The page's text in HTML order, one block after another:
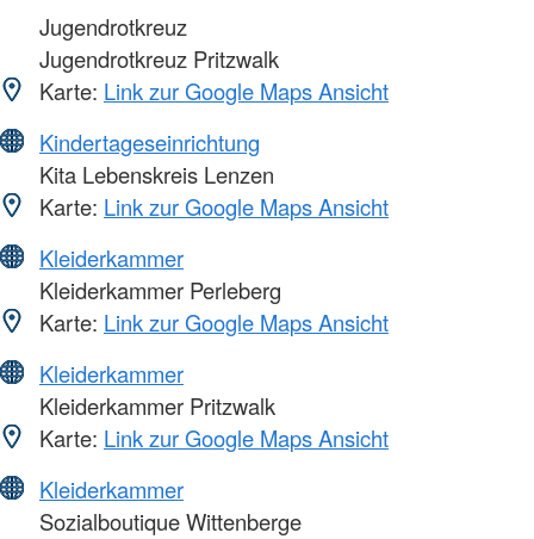
Jugendrotkreuz
Jugendrotkreuz Pritzwalk
Karte: Link zur Google Maps Ansicht
Kindertageseinrichtung
Kita Lebenskreis Lenzen
Karte: Link zur Google Maps Ansicht
Kleiderkammer
Kleiderkammer Perleberg
Karte: Link zur Google Maps Ansicht
Kleiderkammer
Kleiderkammer Pritzwalk
Karte: Link zur Google Maps Ansicht
Kleiderkammer
Sozialboutique Wittenberge